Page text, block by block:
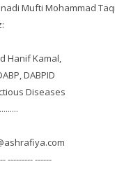
Mufti Mohammad
Hanif Kamal,
DABPID
Diseases
--------- ------